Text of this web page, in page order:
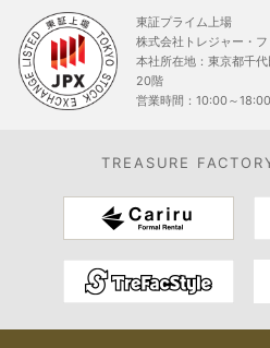
東証プライム上場
株式会社トレジャー・
本社所在地：東京都千
20階
営業時間：10:00～18:00
TREASURE